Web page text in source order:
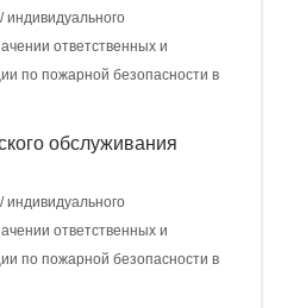
индивидуального
ответственных и
по пожарной безопасности в
обслуживания
индивидуального
ответственных и
по пожарной безопасности в